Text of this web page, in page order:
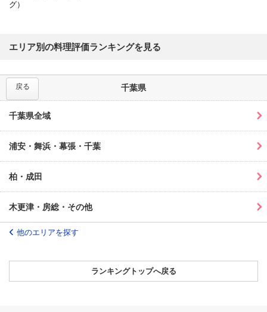
グ）
エリア別の料理評価ランキングを見る
千葉県
戻る
千葉県全域
浦安・舞浜・幕張・千葉
柏・成田
木更津・房総・その他
他のエリアを探す
ランキングトップへ戻る